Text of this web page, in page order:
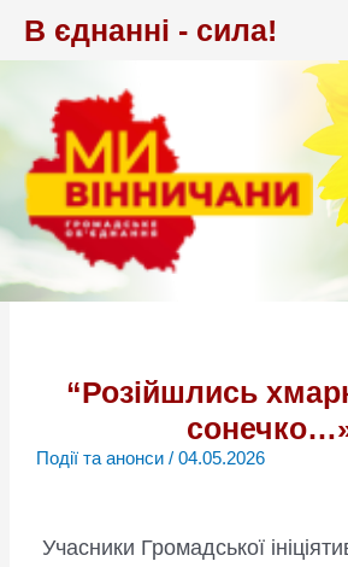
В єднанні - сила!
“Розійшлись
Події та анонси/ 04.05.2026
Учасники Громадської